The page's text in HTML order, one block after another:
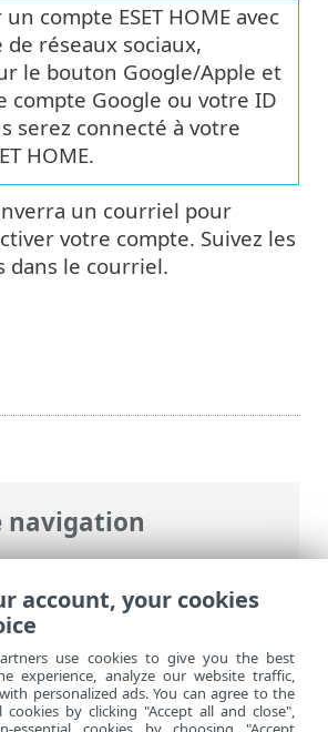
navigation
>ESET HOME>
de> Inscription dans
HOME
compte ESET HOME avec
réseaux sociaux,
le bouton Google/Apple et
compte Google ou votre ID
serez connecté à votre
HOME.
un courriel pour
votre compte. Suivez les
dans le courriel.
account, your cookies
use cookies to give you the best
experience, analyze our website traffic,
personalized ads. You can agree to the
by clicking "Accept all and close",